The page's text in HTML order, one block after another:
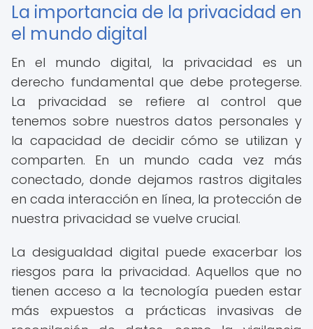
La importancia de la privacidad en
el mundo digital
En el mundo digital, la privacidad es un
derecho fundamental que debe protegerse.
La privacidad se refiere al control que
tenemos sobre nuestros datos personales y
la capacidad de decidir cómo se utilizan y
comparten. En un mundo cada vez más
conectado, donde dejamos rastros digitales
en cada interacción en línea, la protección de
nuestra privacidad se vuelve crucial.
La desigualdad digital puede exacerbar los
riesgos para la privacidad. Aquellos que no
tienen acceso a la tecnología pueden estar
más expuestos a prácticas invasivas de